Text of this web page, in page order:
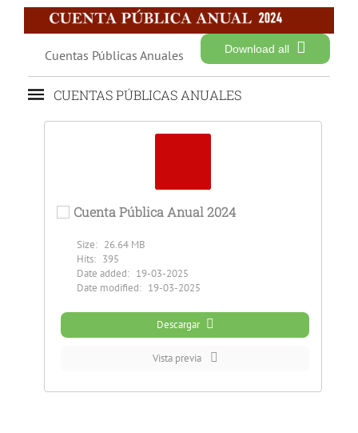
Download all
Cuentas Públicas Anuales
CUENTAS PÚBLICAS ANUALES
Cuenta Pública Anual 2024
Size: 26.64 MB
Hits: 395
Date added: 19-03-2025
Date modified: 19-03-2025
Descargar
Vista previa